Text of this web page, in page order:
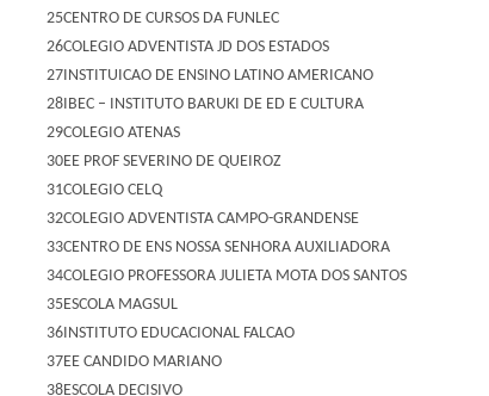
25CENTRO DE CURSOS DA FUNLEC
26COLEGIO ADVENTISTA JD DOS ESTADOS
27INSTITUICAO DE ENSINO LATINO AMERICANO
28IBEC – INSTITUTO BARUKI DE ED E CULTURA
29COLEGIO ATENAS
30EE PROF SEVERINO DE QUEIROZ
31COLEGIO CELQ
32COLEGIO ADVENTISTA CAMPO-GRANDENSE
33CENTRO DE ENS NOSSA SENHORA AUXILIADORA
34COLEGIO PROFESSORA JULIETA MOTA DOS SANTOS
35ESCOLA MAGSUL
36INSTITUTO EDUCACIONAL FALCAO
37EE CANDIDO MARIANO
38ESCOLA DECISIVO